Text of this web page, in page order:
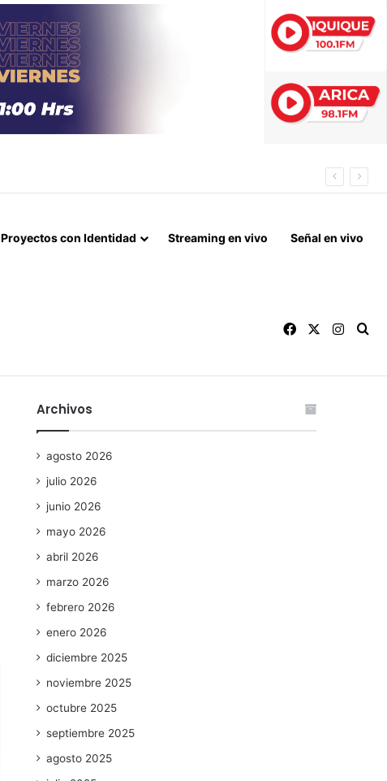
Proyectos con Identidad Streaming en vivo Señal en vivo
Facebook
Archivos
agosto 2026
julio 2026
junio 2026
mayo 2026
abril 2026
marzo 2026
febrero 2026
enero 2026
diciembre 2025
noviembre 2025
octubre 2025
septiembre 2025
agosto 2025